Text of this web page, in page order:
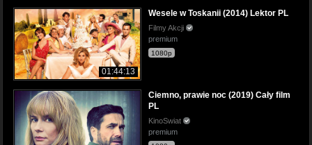
01:44:13
Wesele w Toskanii (2014) Lektor PL
Filmy Akcji
premium
1080p
Ciemno, prawie noc (2019) Cały film
PL
KinoSwiat
premium